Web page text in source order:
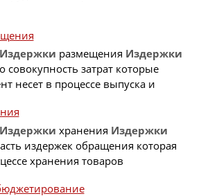
Издержки размещения Издержки
совокупность затрат которые
несет в процессе выпуска и
Издержки хранения Издержки
издержек обращения которая
хранения товаров